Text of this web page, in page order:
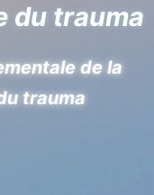
du trauma
de la
trauma